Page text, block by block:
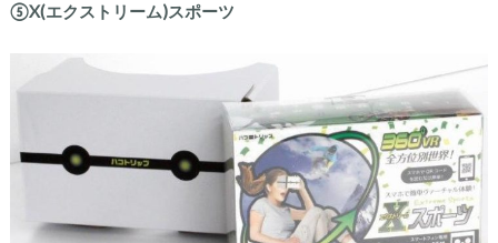
⑤X(エクストリーム)スポーツ